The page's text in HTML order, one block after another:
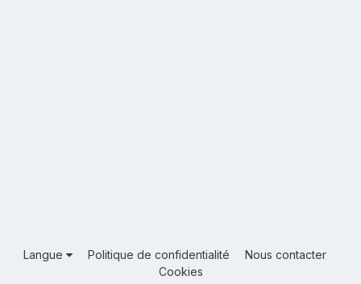
Langue Politique de confidentialité
Nous contacter
Cookies